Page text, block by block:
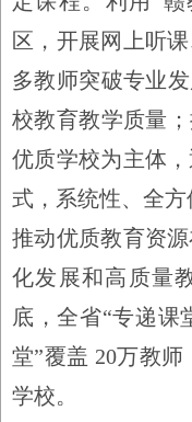
区，开展网上听
多教师突破专业
校教育教学质量
优质学校为主体
式，系统性、全方
推动优质教育资
化发展和高质量
底，全省“专递课
堂”覆盖 20万教师
学校。